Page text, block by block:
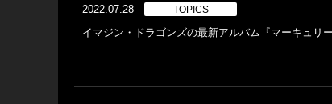
2022.07.28 TOPICS
イマジン・ドラゴンズの最新アルバム『マーキュリ